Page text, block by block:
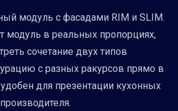
модуль с фасадами RIM и SLIM.
модуль в реальных пропорциях,
сочетание двух типов
с разных ракурсов прямо в
для презентации кухонных